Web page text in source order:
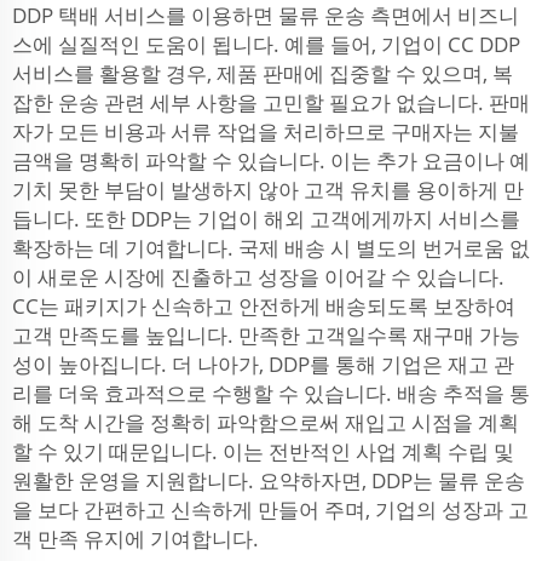
DDP 택배 서비스를 이용하면 물류 운송 측면에서 비즈니
스에 실질적인 도움이 됩니다. 예를 들어, 기업이 CC DDP
서비스를 활용할 경우, 제품 판매에 집중할 수 있으며, 복
잡한 운송 관련 세부 사항을 고민할 필요가 없습니다. 판매
자가 모든 비용과 서류 작업을 처리하므로 구매자는 지불
금액을 명확히 파악할 수 있습니다. 이는 추가 요금이나 예
기치 못한 부담이 발생하지 않아 고객 유치를 용이하게 만
듭니다. 또한 DDP는 기업이 해외 고객에게까지 서비스를
확장하는 데 기여합니다. 국제 배송 시 별도의 번거로움 없
이 새로운 시장에 진출하고 성장을 이어갈 수 있습니다.
CC는 패키지가 신속하고 안전하게 배송되도록 보장하여
고객 만족도를 높입니다. 만족한 고객일수록 재구매 가능
성이 높아집니다. 더 나아가, DDP를 통해 기업은 재고 관
리를 더욱 효과적으로 수행할 수 있습니다. 배송 추적을 통
해 도착 시간을 정확히 파악함으로써 재입고 시점을 계획
할 수 있기 때문입니다. 이는 전반적인 사업 계획 수립 및
원활한 운영을 지원합니다. 요약하자면, DDP는 물류 운송
을 보다 간편하고 신속하게 만들어 주며, 기업의 성장과 고
객 만족 유지에 기여합니다.